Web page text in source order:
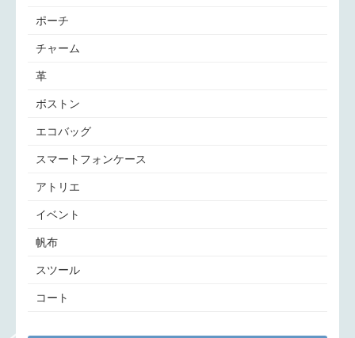
ポーチ
チャーム
革
ボストン
エコバッグ
スマートフォンケース
アトリエ
イベント
帆布
スツール
コート